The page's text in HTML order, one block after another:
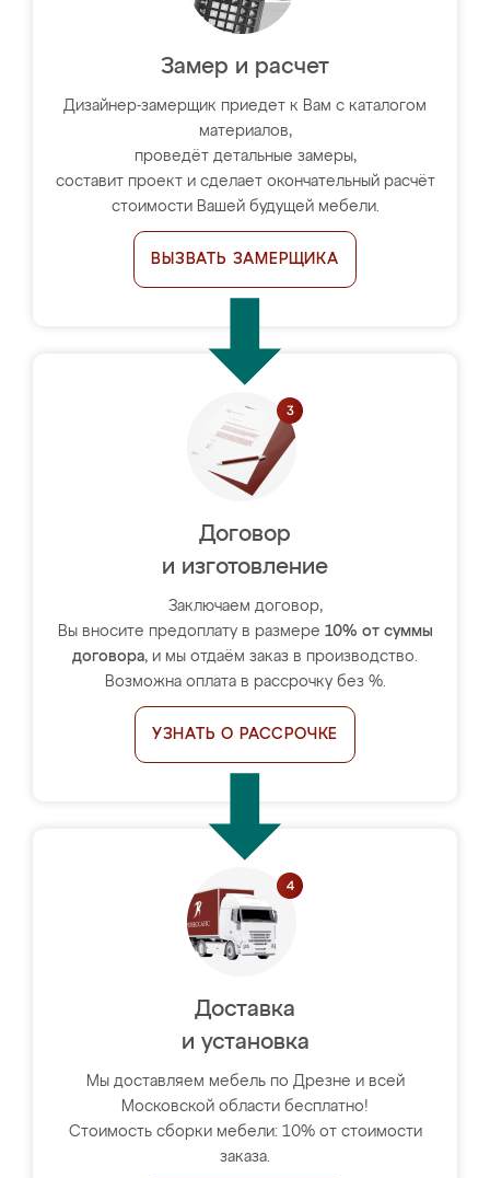
Замер и расчет
Дизайнер-замерщик приедет к Вам с каталогом
материалов,
проведёт детальные замеры,
составит проект и сделает окончательный расчёт
стоимости Вашей будущей мебели.
ВЫЗВАТЬ ЗАМЕРЩИКА
Договор
и изготовление
Заключаем договор,
Вы вносите предоплату в размере 10% от суммы
договора, и мы отдаём заказ в производство.
Возможна оплата в рассрочку без %.
УЗНАТЬ О РАССРОЧКЕ
Доставка
и установка
Мы доставляем мебель по Дрезне и всей
Московской области бесплатно!
Стоимость сборки мебели: 10% от стоимости
заказа.